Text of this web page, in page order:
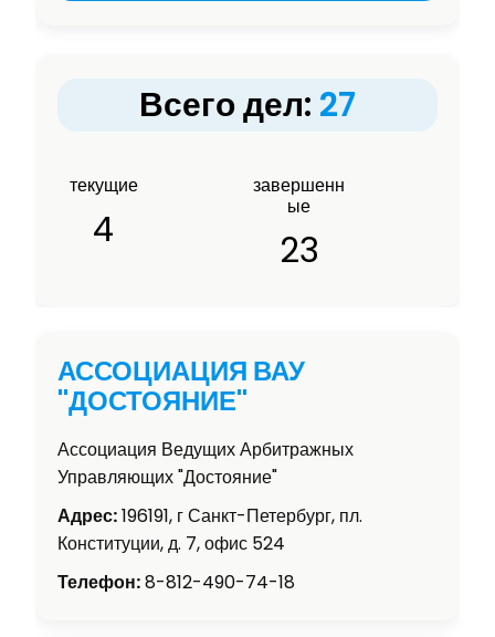
Всего дел: 27
текущие
4
завершенн
ые
23
АССОЦИАЦИЯ ВАУ
"ДОСТОЯНИЕ"
Ассоциация Ведущих Арбитражных
Управляющих "Достояние"
Адрес:196191, г Санкт-Петербург, пл.
Конституции, д. 7, офис 524
Телефон:8-812-490-74-18